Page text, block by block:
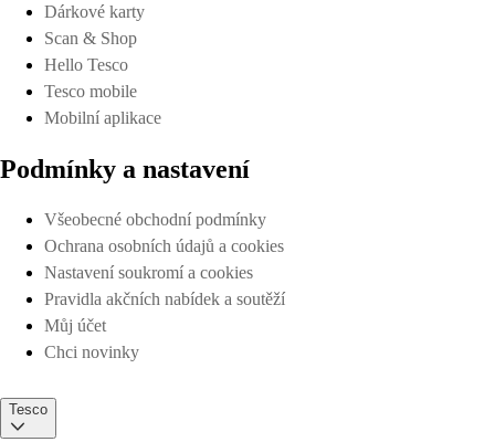
Dárkové karty
Scan & Shop
Hello Tesco
Tesco mobile
Mobilní aplikace
Podmínky a nastavení
Všeobecné obchodní podmínky
Ochrana osobních údajů a cookies
Nastavení soukromí a cookies
Pravidla akčních nabídek a soutěží
Můj účet
Chci novinky
Tesco